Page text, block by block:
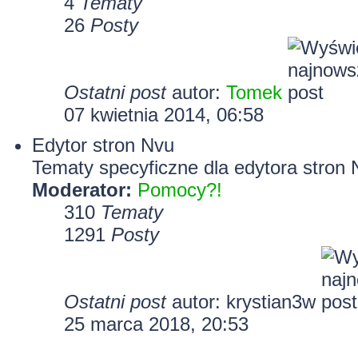
26 Posty
Ostatni postautor: Tomek
07 kwietnia 2014, 06:58
Edytor stron Nvu
Tematy specyficzne dla edytora stron
Moderator: Pomocy?!
310 Tematy
1291 Posty
Ostatni postautor: krystian3w
25 marca 2018, 20:53